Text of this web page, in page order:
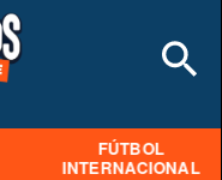
FÚTBOL
INTERNACIONAL